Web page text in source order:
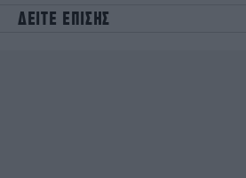
ΔΕΙΤΕ ΕΠΙΣΗΣ